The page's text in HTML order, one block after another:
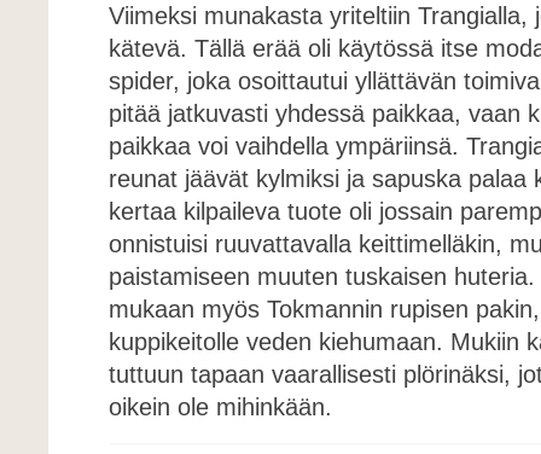
Viimeksi munakasta yriteltiin Trangialla,
kätevä. Tällä erää oli käytössä itse
spider, joka osoittautui yllättävän
pitää jatkuvasti yhdessä paikkaa, vaan
paikkaa voi vaihdella ympäriinsä.
reunat jäävät kylmiksi ja sapuska palaa
kertaa kilpaileva tuote oli jossain
onnistuisi ruuvattavalla keittimelläkin,
paistamiseen muuten tuskaisen
mukaan myös Tokmannin rupisen
kuppikeitolle veden kiehumaan. Mukiin
tuttuun tapaan vaarallisesti plörinäksi,
oikein ole mihinkään.